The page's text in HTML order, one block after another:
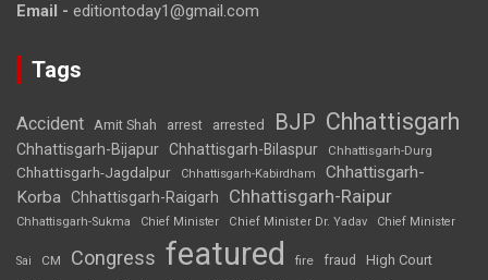
Email - editiontoday1@gmail.com
Tags
Accident Amit Shah arrest arrested BJP Chhattisgarh
Chhattisgarh-Bijapur Chhattisgarh-Bilaspur Chhattisgarh-Durg
Chhattisgarh-Jagdalpur Chhattisgarh-Kabirdham
Chhattisgarh-
Korba Chhattisgarh-Raigarh Chhattisgarh-Raipur
Chhattisgarh-Sukma Chief Minister Chief Minister Dr. Yadav Chief Minister
Sai CM Congress featured fire fraud High Court